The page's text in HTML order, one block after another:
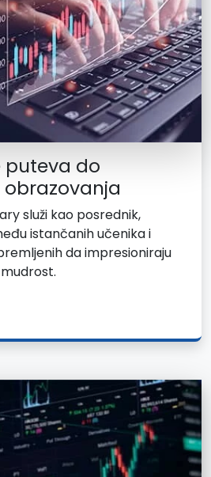
puteva do
služi kao posrednik,
istančanih učenika i
da impresioniraju